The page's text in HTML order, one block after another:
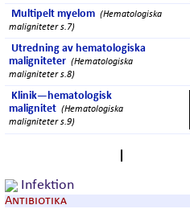
Multipelt myelom (Hematologiska
maligniteter s.7)
Utredning av hematologiska
maligniteter (Hematologiska
maligniteter s.8)
Klinik—hematologisk
malignitet (Hematologiska
maligniteter s.9)
I
Infektion
Antibiotika